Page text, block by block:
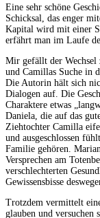
Eine sehr schöne
Schicksal, das enger
Kapital wird mit einer
erfährt man im Laufe
Mir gefällt der Wechsel
und Camillas Suche in
Die Autorin hält sich
Dialogen auf. Die
Charaktere etwas
Daniela, die auf das
Ziehtochter Camilla
und ausgeschlossen
Familie gehören.
Versprechen am
verschlechterten
Gewissensbisse
Trotzdem vermittelt
glauben und versuchen